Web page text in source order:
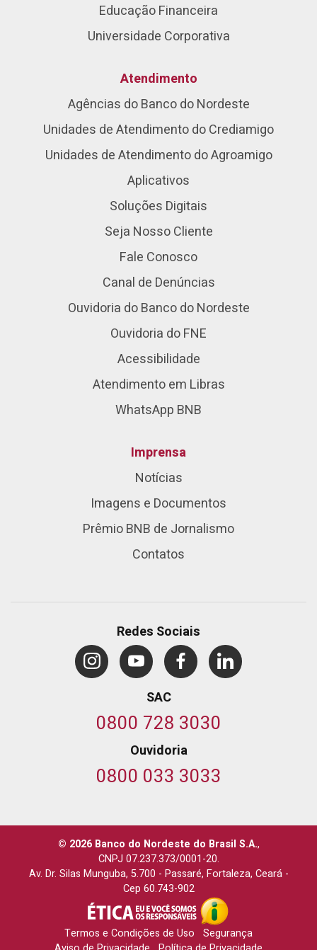
Educação Financeira
Universidade Corporativa
Atendimento
Agências do Banco do Nordeste
Unidades de Atendimento do Crediamigo
Unidades de Atendimento do Agroamigo
Aplicativos
Soluções Digitais
Seja Nosso Cliente
Fale Conosco
Canal de Denúncias
Ouvidoria do Banco do Nordeste
Ouvidoria do FNE
Acessibilidade
Atendimento em Libras
WhatsApp BNB
Imprensa
Notícias
Imagens e Documentos
Prêmio BNB de Jornalismo
Contatos
Redes Sociais
SAC
0800 728 3030
Ouvidoria
0800 033 3033
© 2026 Banco do Nordeste do Brasil S.A.,
CNPJ 07.237.373/0001-20.
Av. Dr. Silas Munguba, 5.700 - Passaré, Fortaleza, Ceará-
Cep 60.743-902
Termos e Condições de Uso
Segurança